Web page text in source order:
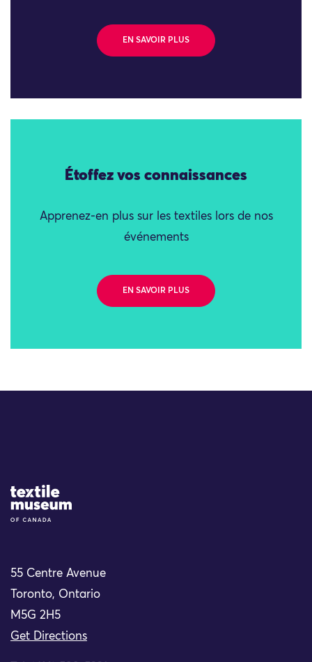
EN SAVOIR PLUS
Étoffez vos connaissances
Apprenez-en plus sur les textiles lors de nos
événements
EN SAVOIR PLUS
Site Logo
55 Centre Avenue
Toronto, Ontario
M5G 2H5
Get Directions